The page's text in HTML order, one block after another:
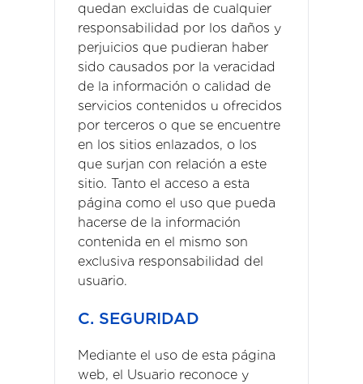
quedan excluidas de cualquier
responsabilidad por los daños y
perjuicios que pudieran haber
sido causados por la veracidad
de la información o calidad de
servicios contenidos u ofrecidos
por terceros o que se encuentre
en los sitios enlazados, o los
que surjan con relación a este
sitio. Tanto el acceso a esta
página como el uso que pueda
hacerse de la información
contenida en el mismo son
exclusiva responsabilidad del
usuario.
C. SEGURIDAD
Mediante el uso de esta página
web, el Usuario reconoce y